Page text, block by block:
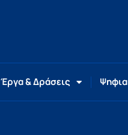
Έργα & Δράσεις